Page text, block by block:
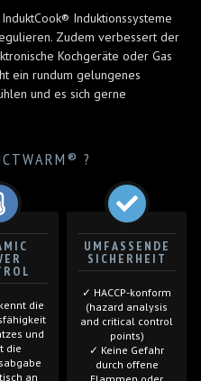
Induktionssysteme
Zudem verbessert der
Kochgeräte oder Gas
ein rundum gelungenes
und es sich gerne
?
die
und
die
an
UMFASSENDE
SICHERHEIT
✓ HACCP-konform
(hazard analysis
and critical control
points)
✓ Keine Gefahr
durch offene